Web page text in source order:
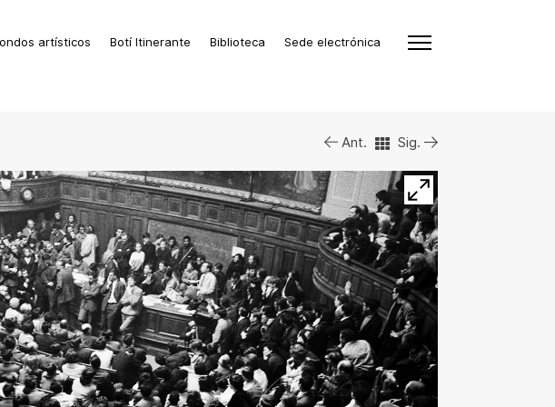
artísticos Botí Itinerante Biblioteca Sede electrónica
Ant. Sig.